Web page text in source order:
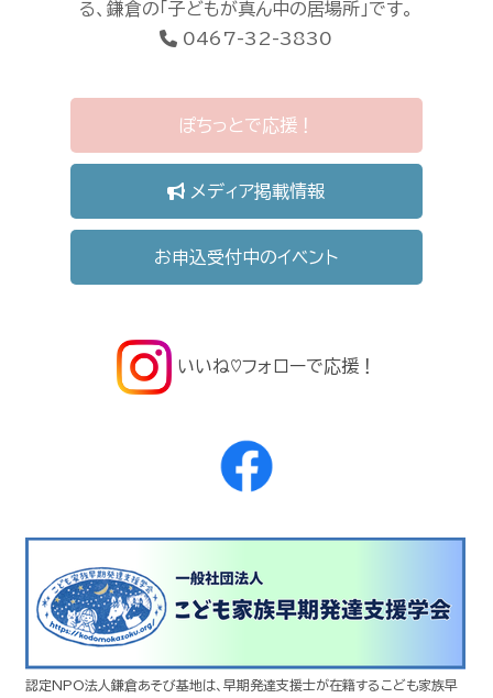
る、鎌倉の「子どもが真ん中の居場所」です。
0467-32-3830
ぽちっとで応援！
メディア掲載情報
お申込受付中のイベント
いいね♡フォローで応援！
認定NPO法人鎌倉あそび基地は、早期発達支援士が在籍するこども家族早